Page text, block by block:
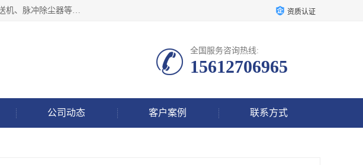
泊头市正康机械设备制造有限公司 I55I2882966 主要产品：袋式除尘器、星型卸料器、布袋除尘器、刮板输送机、脉冲除尘器等产品厂家。公司拥有研发人才和技术专员，有丰厚的物质资源和人力资源，公司结合客户现场使用要求采用计算机辅助制图，并根据客户的需求为之选型，提供有限的设计方案，以满足客户的使用需求。I56I27O6965 资质认证
全国服务咨询热线:
15612706965
公司动态 客户案例 联系方式